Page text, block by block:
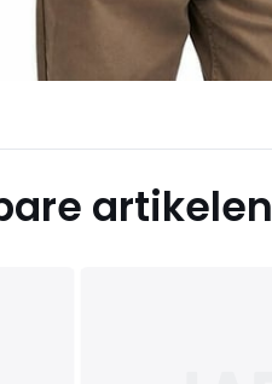
artikelen